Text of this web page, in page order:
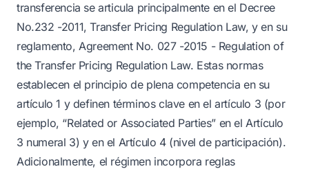
transferencia se articula principalmente en el Decree
No.232 -2011, Transfer Pricing Regulation Law, y en su
reglamento, Agreement No. 027 -2015 - Regulation of
the Transfer Pricing Regulation Law. Estas normas
establecen el principio de plena competencia en su
artículo 1 y definen términos clave en el artículo 3 (por
ejemplo, “Related or Associated Parties” en el Artículo
3 numeral 3) y en el Artículo 4 (nivel de participación).
Adicionalmente, el régimen incorpora reglas